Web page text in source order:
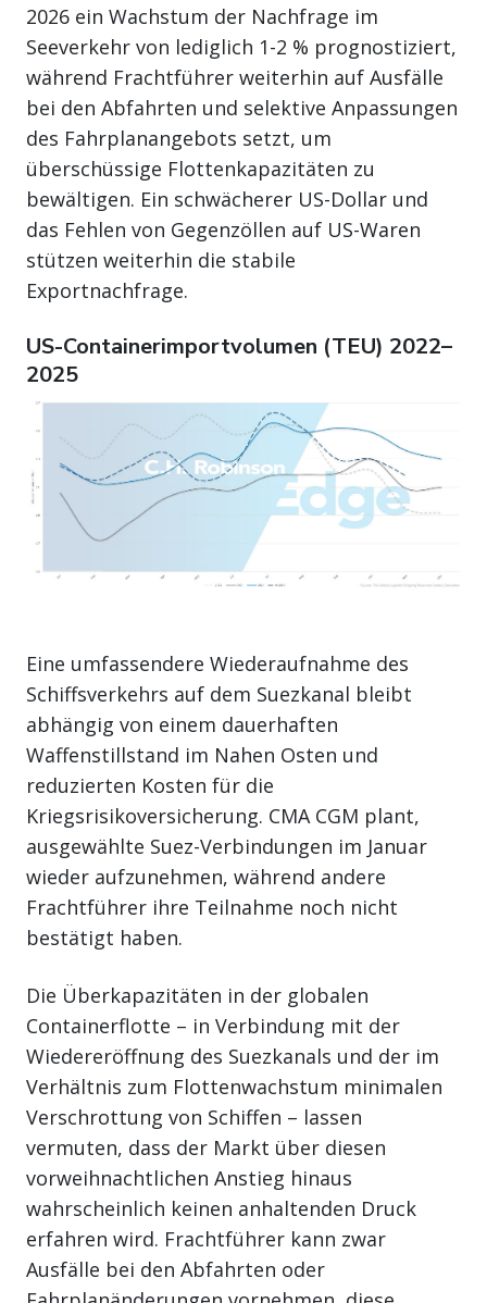
2026 ein Wachstum der Nachfrage im
Seeverkehr von lediglich 1-2 % prognostiziert,
während Frachtführer weiterhin auf Ausfälle
bei den Abfahrten und selektive Anpassungen
des Fahrplanangebots setzt, um
überschüssige Flottenkapazitäten zu
bewältigen. Ein schwächerer US-Dollar und
das Fehlen von Gegenzöllen auf US-Waren
stützen weiterhin die stabile
Exportnachfrage.
US-Containerimportvolumen (TEU) 2022–
2025
Eine umfassendere Wiederaufnahme des
Schiffsverkehrs auf dem Suezkanal bleibt
abhängig von einem dauerhaften
Waffenstillstand im Nahen Osten und
reduzierten Kosten für die
Kriegsrisikoversicherung. CMA CGM plant,
ausgewählte Suez-Verbindungen im Januar
wieder aufzunehmen, während andere
Frachtführer ihre Teilnahme noch nicht
bestätigt haben.
Die Überkapazitäten in der globalen
Containerflotte – in Verbindung mit der
Wiedereröffnung des Suezkanals und der im
Verhältnis zum Flottenwachstum minimalen
Verschrottung von Schiffen – lassen
vermuten, dass der Markt über diesen
vorweihnachtlichen Anstieg hinaus
wahrscheinlich keinen anhaltenden Druck
erfahren wird. Frachtführer kann zwar
Ausfälle bei den Abfahrten oder